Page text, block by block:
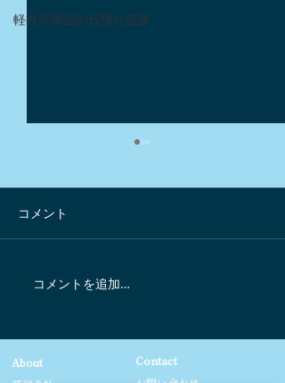
軽井沢周辺の日帰り温泉
スパイシーなロティサリ
コメント
コメントを追加…
About
Contact